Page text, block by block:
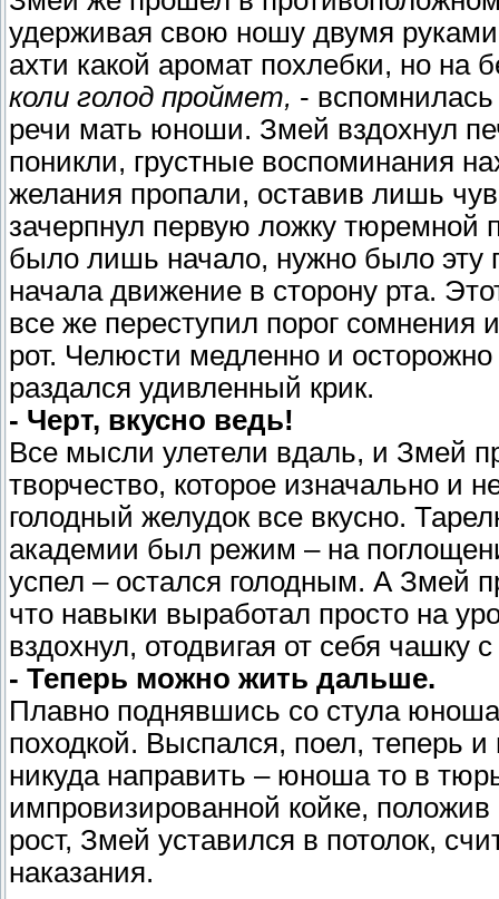
удерживая свою ношу двумя
ахти какой аромат похлебки, но на
коли голод проймет, - вспомнилась
речи мать юноши. Змей вздохнул
поникли, грустные воспоминания
желания пропали, оставив лишь
зачерпнул первую ложку тюремной
было лишь начало, нужно было эту
начала движение в сторону рта.
все же переступил порог сомнения
рот. Челюсти медленно и
раздался удивленный крик.
- Черт, вкусно ведь!
Все мысли улетели вдаль, и Змей
творчество, которое изначально и
голодный желудок все вкусно.
академии был режим – на
успел – остался голодным. А Змей
что навыки выработал просто на
вздохнул, отодвигая от себя чашку
- Теперь можно жить дальше.
Плавно поднявшись со стула
походкой. Выспался, поел, теперь
никуда направить – юноша то в
импровизированной койке,
рост, Змей уставился в потолок,
наказания.